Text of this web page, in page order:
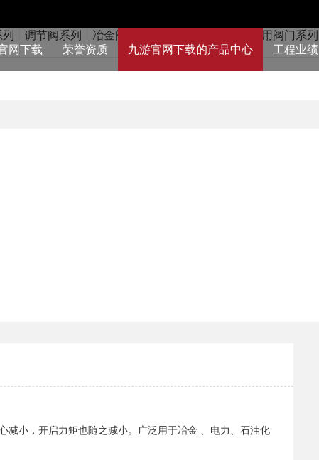
网下载 荣誉资质 九游官网下载的产品中心 工程业绩
调节阀系列 冶金阀系列 船用阀门系列
减小，开启力矩也随之减小。广泛用于冶金 、电力、石油化